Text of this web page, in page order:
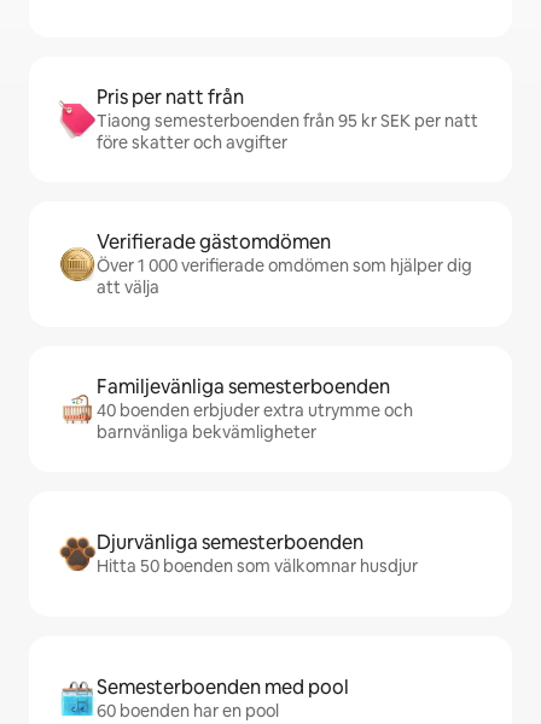
Pris per natt från
Tiaong semesterboenden från 95 kr SEK per natt
före skatter och avgifter
Verifierade gästomdömen
Över 1 000 verifierade omdömen som hjälper dig
att välja
Familjevänliga semesterboenden
40 boenden erbjuder extra utrymme och
barnvänliga bekvämligheter
Djurvänliga semesterboenden
Hitta 50 boenden som välkomnar husdjur
Semesterboenden med pool
60 boenden har en pool